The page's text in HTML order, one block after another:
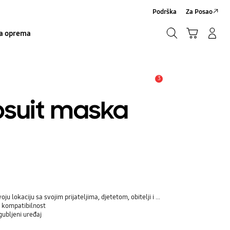
oprema
Podrška Za Posao
3
maska
sa svojim prijateljima, djetetom, obitelji i drugim kontaktima
kompatibilnost
uređaj